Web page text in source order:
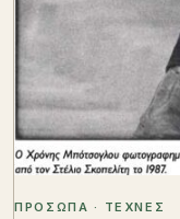
ΠΡΟΣΩΠΑ · ΤΕΧΝΕΣ